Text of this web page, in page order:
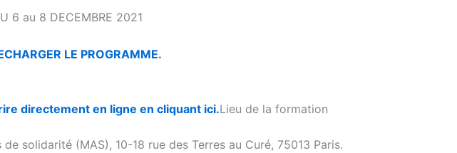
6 au 8 DECEMBRE 2021
LE PROGRAMME.
directement en ligne en cliquant ici.Lieu de la formation
solidarité (MAS), 10-18 rue des Terres au Curé, 75013 Paris.